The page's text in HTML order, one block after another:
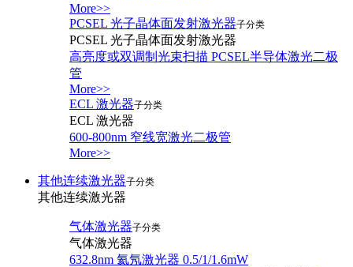
More>>
PCSEL 光子晶体面发射激光器子分类
PCSEL 光子晶体面发射激光器
高亮度或双调制光束扫描 PCSEL半导体激光二极
管
More>>
ECL 激光器子分类
ECL 激光器
600-800nm 窄线宽激光二极管
More>>
其他连续激光器子分类
其他连续激光器
气体激光器子分类
气体激光器
632.8nm 氦氖激光器 0.5/1/1.6mW